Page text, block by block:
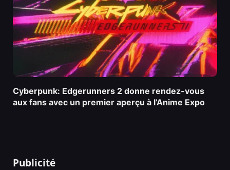
Cyberpunk: Edgerunners 2 donne rendez-vous
aux fans avec un premier aperçu à l’Anime Expo
Publicité